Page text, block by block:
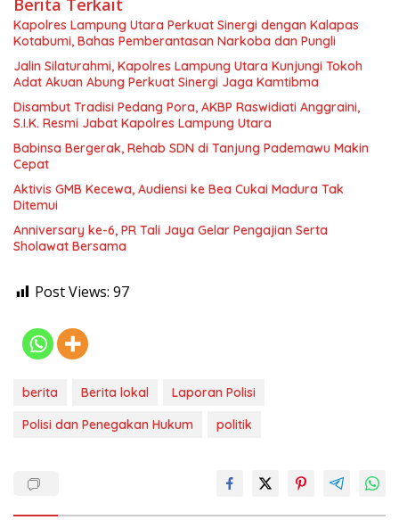
Berita Terkait
Kapolres Lampung Utara Perkuat Sinergi dengan Kalapas
Kotabumi, Bahas Pemberantasan Narkoba dan Pungli
Jalin Silaturahmi, Kapolres Lampung Utara Kunjungi Tokoh
Adat Akuan Abung Perkuat Sinergi Jaga Kamtibma
Disambut Tradisi Pedang Pora, AKBP Raswidiati Anggraini,
S.I.K. Resmi Jabat Kapolres Lampung Utara
Babinsa Bergerak, Rehab SDN di Tanjung Pademawu Makin
Cepat
Aktivis GMB Kecewa, Audiensi ke Bea Cukai Madura Tak
Ditemui
Anniversary ke-6, PR Tali Jaya Gelar Pengajian Serta
Sholawat Bersama
Post Views: 97
berita Berita lokal
Laporan Polisi
Polisi dan Penegakan Hukum
politik